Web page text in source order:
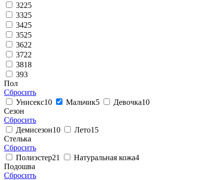
3225
3325
3425
3525
3622
3722
3818
393
Пол
Сбросить
Унисекс10 Мальчик5 Девочка10
Сезон
Сбросить
Демисезон10 Лето15
Стелька
Сбросить
Полиэстер21 Натуральная кожа4
Подошва
Сбросить